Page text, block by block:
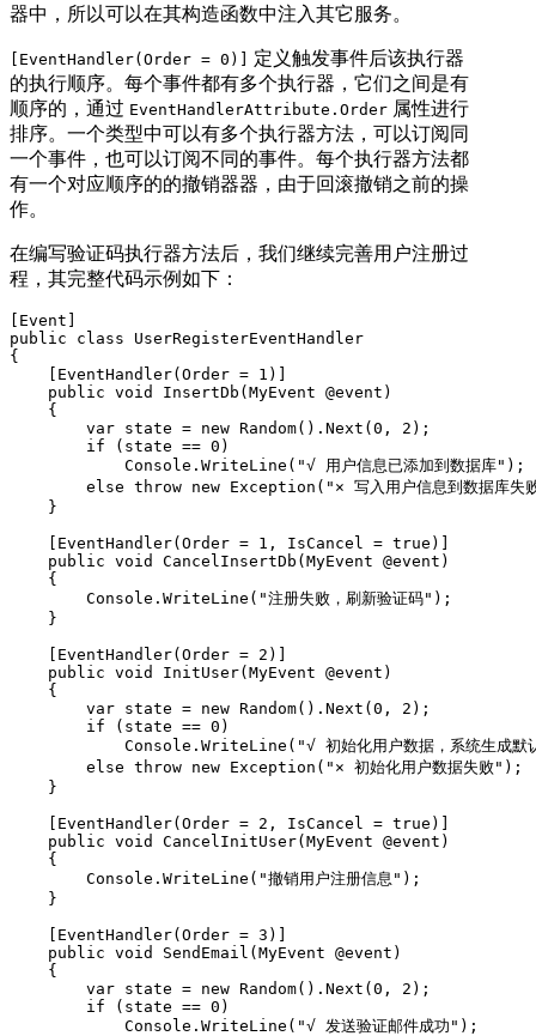
器中，所以可以在其构造函数中注入其它服务。
[EventHandler(Order = 0)]
定义触发事件后该执行器
的执行顺序。每个事件都有多个执行器，它们之间是有
顺序的，通过 EventHandlerAttribute.Order 属性进行
排序。一个类型中可以有多个执行器方法，可以订阅同
一个事件，也可以订阅不同的事件。每个执行器方法都
有一个对应顺序的的撤销器器，由于回滚撤销之前的操
作。
在编写验证码执行器方法后，我们继续完善用户注册过
程，其完整代码示例如下：
[Event]
public class UserRegisterEventHandler
{
    [EventHandler(Order = 1)]
    public void InsertDb(MyEvent @event)
    {
        var state = new Random().Next(0, 2);
        if (state == 0)
            Console.WriteLine("√ 用户信息已添加到数据库");
else throw new Exception("× 写入用户信息到数据库失
    }
    [EventHandler(Order = 1, IsCancel = true)]
    public void CancelInsertDb(MyEvent @event)
    {
        Console.WriteLine("注册失败，刷新验证码");
    }
    [EventHandler(Order = 2)]
    public void InitUser(MyEvent @event)
    {
        var state = new Random().Next(0, 2);
        if (state == 0)
Console.WriteLine("√ 初始化用户数据，系统生成默
        else throw new Exception("× 初始化用户数据失败");
    }
    [EventHandler(Order = 2, IsCancel = true)]
    public void CancelInitUser(MyEvent @event)
    {
        Console.WriteLine("撤销用户注册信息");
    }
    [EventHandler(Order = 3)]
    public void SendEmail(MyEvent @event)
    {
        var state = new Random().Next(0, 2);
        if (state == 0)
            Console.WriteLine("√ 发送验证邮件成功");